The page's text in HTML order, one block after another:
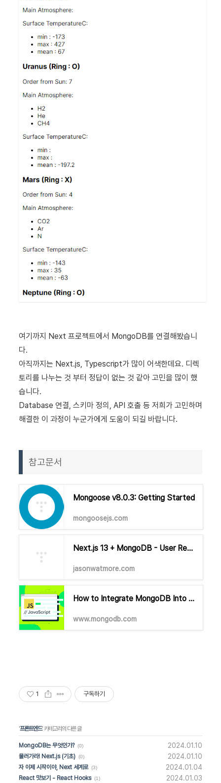
여기까지 Next 프로젝트에서 MongoDB를 연결해봤습니
다.
아직까지는 Next.js, Typescript가 많이 어색한데요. 디렉
토리를 나누는 것 부터 정답이 없는 것 같아 고민을 많이 했
습니다.
Database 연결, 스키마 정의, API 호출 등 저희가 고민하며
해결한 이 과정이 누군가에게 도움이 되길 바랍니다.
참고문서
Mongoose v8.0.3: Getting Started
mongoosejs.com
Next.js 13 + MongoDB - User Registration and Login Tutorial with Example App | Jason Watmore's Blog
jasonwatmore.com
How to Integrate MongoDB Into Your Next.js App | MongoDB
www.mongodb.com
1 구독하기
'프론트엔드' 카테고리의 다른 글
MongoDB는 무엇인가? (0) 2024.01.10
물러가라! Next.js (기초) (0) 2024.01.10
자 이제 시작이야, Next 세계로 (3) 2024.01.04
React 맛보기 - React Hooks (1) 2024.01.03